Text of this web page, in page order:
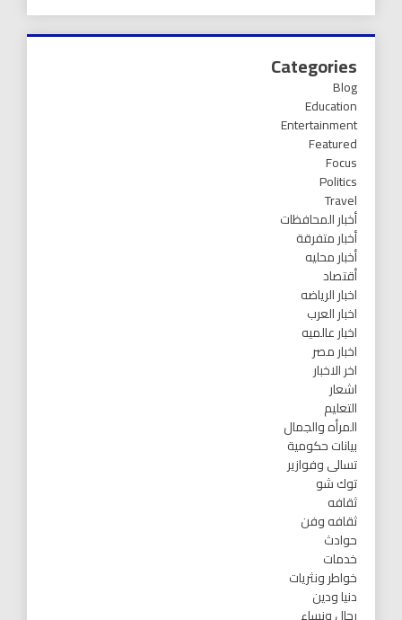
Categories
Blog
Education
Entertainment
Featured
Focus
Politics
Travel
أخبار المحافظات
أخبار متفرقة
أخبار محليه
أقتصاد
اخبار الرياضه
اخبار العرب
اخبار عالميه
اخبار مصر
اخر الاخبار
اشعار
التعليم
المرأه والجمال
بيانات حكومية
تسالى وفوازير
توك شو
ثقافه
ثقافه وفن
حوادث
خدمات
خواطر ونثريات
دنيا ودين